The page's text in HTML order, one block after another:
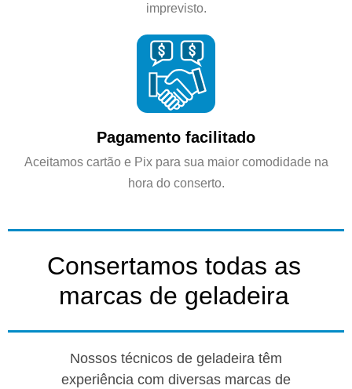
imprevisto.
Pagamento facilitado
Aceitamos cartão e Pix para sua maior comodidade na
hora do conserto.
Consertamos todas as
marcas de geladeira
Nossos técnicos de geladeira têm
experiência com diversas marcas de